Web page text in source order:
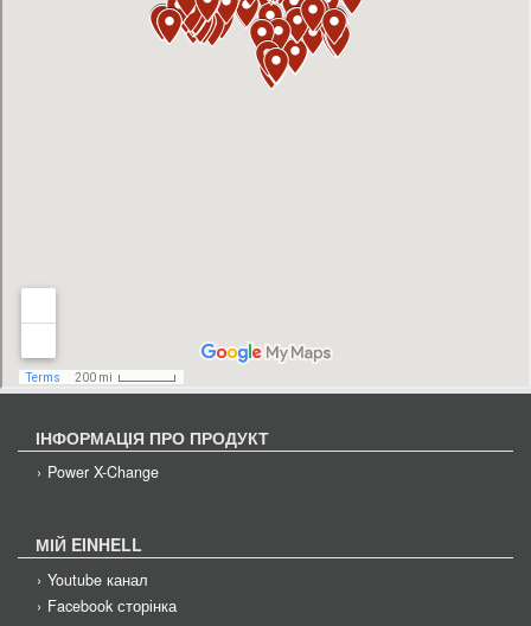
ІНФОРМАЦІЯ ПРО ПРОДУКТ
Power X-Change
МІЙ EINHELL
Youtube канал
Facebook сторінка